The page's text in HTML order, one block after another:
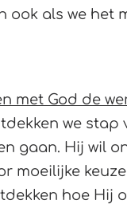
ook als we het
met God de
we
gaan. Hij wil
moeilijke
hoe Hij